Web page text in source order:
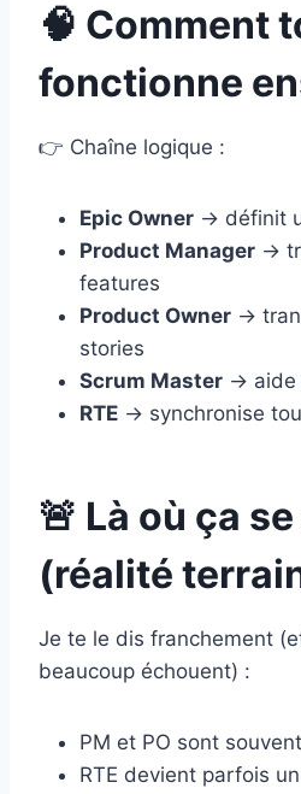
🧠 Comment
fonctionne
👉 Chaîne logique :
Epic Owner → définit
Product Manager →
features
Product Owner →
stories
Scrum Master → aide
RTE → synchronise
🚨 Là où ça
(réalité
Je te le dis franchement
beaucoup échouent) :
PM et PO sont souvent
RTE devient parfois un